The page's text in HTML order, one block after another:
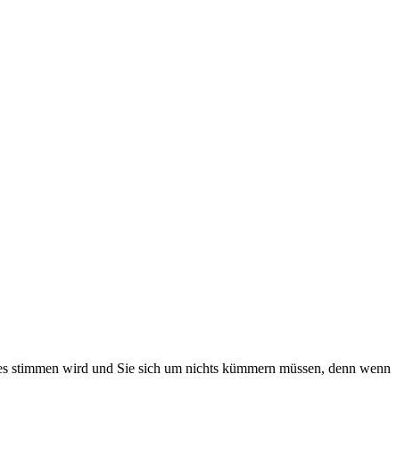
stimmen wird und Sie sich um nichts kümmern müssen, denn wenn